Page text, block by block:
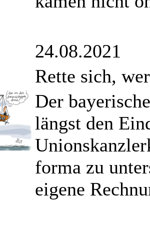
24.08.2021
Rette sich,
Der
längst den
forma zu
eigene